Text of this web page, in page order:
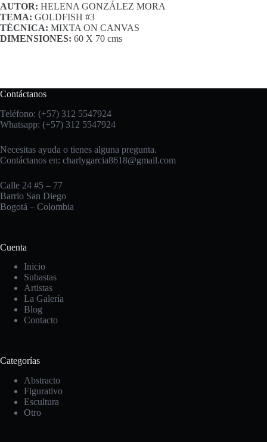
AUTOR: HELENA GONZÁLEZ MORA
TEMA: GOLDFISH #3
TÉCNICA: MIXTA ON CANVAS
DIMENSIONES: 60 X 70 cms
Contáctanos
Teléfono: (+57) 312 5547924
Whatsapp: (+57) 312 5547924
Necesitas ayuda o tienes alguna pregunta.
Contáctanos en: charlygarcia8618@gmail.com
Calle 24 #5 – 77
Barrio San Diego
Bogotá – Colombia
Cuenta
Inicio
Subastas
Artistas
La Galería
Blog
Contacto
Categorías
Abstracto
Figurativo
Escultura
Otro